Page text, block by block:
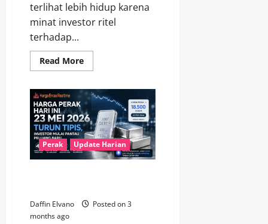
terlihat lebih hidup karena
minat investor ritel
terhadap...
Read MoreRead
more
Perak
24
Mei
2026
Mulai
Bergairah,
Investor
Ritel
Ramai
Perak Update Harian
Daffin Elvano
Posted on 3
months ago